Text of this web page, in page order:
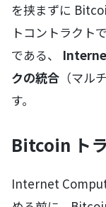
を挟まずに
トコントラクト
である、
クの統合 （マル
す。
Bitcoin ト
Internet